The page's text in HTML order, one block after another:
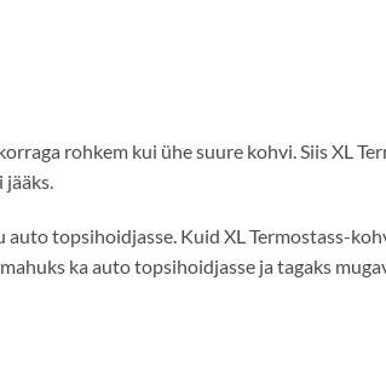
rohkem kui ühe suure kohvi. Siis XL
topsihoidjasse. Kuid XL Termostass-
ka auto topsihoidjasse ja tagaks